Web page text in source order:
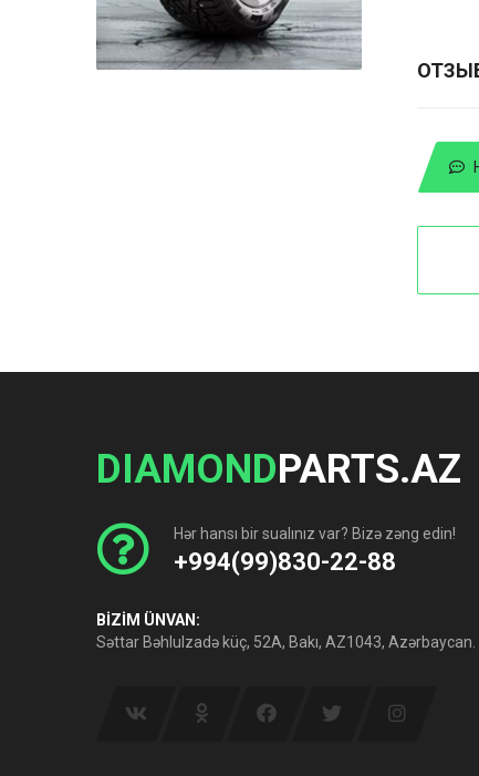
DIAMONDPARTS.AZ
Hər hansı bir sualınız var? Bizə zəng edin!
+994(99)830-22-88
BİZİM ÜNVAN:
Səttar Bəhlulzadə küç, 52A, Bakı, AZ1043, Azərbaycan.